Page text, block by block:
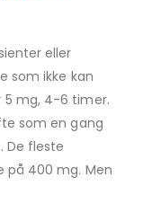
eller
som ikke kan
5 mg, 4-6 timer.
som en gang
De fleste
på 400 mg. Men